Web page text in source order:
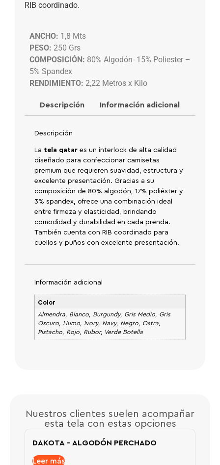
RIB coordinado.
ANCHO: 1,8 Mts
PESO: 250 Grs
COMPOSICIÓN: 80% Algodón- 15% Poliester –
5% Spandex
RENDIMIENTO: 2,22 Metros x Kilo
Descripción Información adicional
Descripción
La tela qatar es un interlock de alta calidad
diseñado para confeccionar camisetas
premium que requieren suavidad, estructura y
excelente presentación. Gracias a su
composición de 80% algodón, 17% poliéster y
3% spandex, ofrece una combinación ideal
entre firmeza y elasticidad, brindando
comodidad y durabilidad en cada prenda.
También cuenta con RIB coordinado para
cuellos y puños con excelente presentación.
Información adicional
Color
Almendra, Blanco, Burgundy, Gris Medio, Gris
Oscuro, Humo, Ivory, Navy, Negro, Ostra,
Pistacho, Rojo, Rubor, Verde Botella
Nuestros clientes suelen acompañar
esta tela con estas opciones
DAKOTA – ALGODÓN PERCHADO
Leer más